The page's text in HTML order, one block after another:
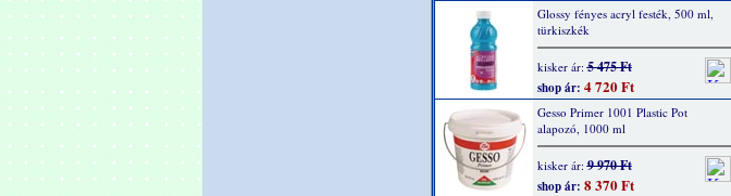
Glossy fényes acryl festék, 500 ml,
türkiszkék
kisker ár:5 475 Ft
shop ár: 4 720 Ft
Gesso Primer 1001 Plastic Pot
alapozó, 1000 ml
kisker ár:9 970 Ft
shop ár: 8 370 Ft